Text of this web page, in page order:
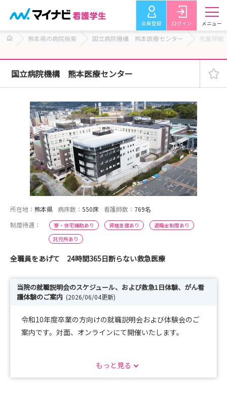
会員登録 ログイン メニュー
熊本県の病院検索 国立病院機構 熊本医療センター 先輩詳細
国立病院機構 熊本医療センター
所在地： 熊本県 病床数： 550床 看護師数： 769名
制度待遇：
寮・住宅補助あり 資格支援あり
退職金制度あり
託児所あり
全職員をあげて 24時間365日断らない救急医療
当院の就職説明会のスケジュール、および救急1日体験、がん看
護体験のご案内 (2026/06/04更新)
令和10年度卒業の方向けの就職説明会および体験会のご
案内です。対面、オンラインにて開催いたします。
令和８年12月25日（金）KMC版就職説明会 熊本医療セ
もっと見る